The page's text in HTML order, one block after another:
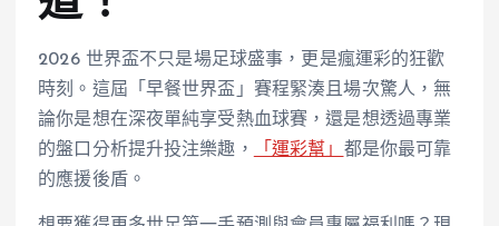
2026 世界盃不只是場足球盛事，更是瘋運彩的狂歡
時刻。這屆「早餐世界盃」賽程緊湊且場次驚人，無
論你是想在深夜單純享受熱血球賽，還是想透過專業
的盤口分析提升投注樂趣，
「運彩幫」 都是你最可靠
的應援後盾。